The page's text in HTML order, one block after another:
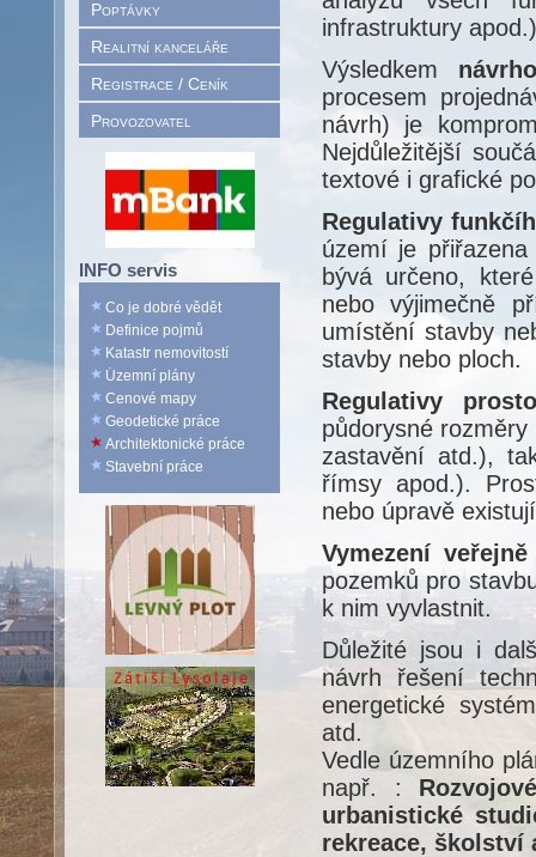
Poptávky
Realitní kanceláře
Registrace / Ceník
Provozovatel
INFO servis
Co je dobré vědět
Definice pojmů
Katastr nemovitostí
Územní plány
Cenové mapy
Geodetické práce
Architektonické práce
Stavební práce
infrastruktury
Výsledkem
procesem
návrh) je
Nejdůležitější
textové i grafické
Regulativy
území je
bývá určeno,
nebo výjimečně
umístění stavby
stavby nebo ploch.
Regulativy
půdorysné
zastavění atd.),
římsy apod.).
nebo úpravě
Vymezení
pozemků pro
k nim vyvlastnit.
Důležité jsou i
návrh řešení
energetické
atd.
Vedle územního
např. :
urbanistické
rekreace, školství